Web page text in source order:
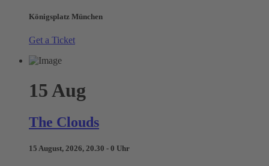
Königsplatz München
Get a Ticket
15 Aug
The Clouds
15 August, 2026, 20.30 - 0 Uhr